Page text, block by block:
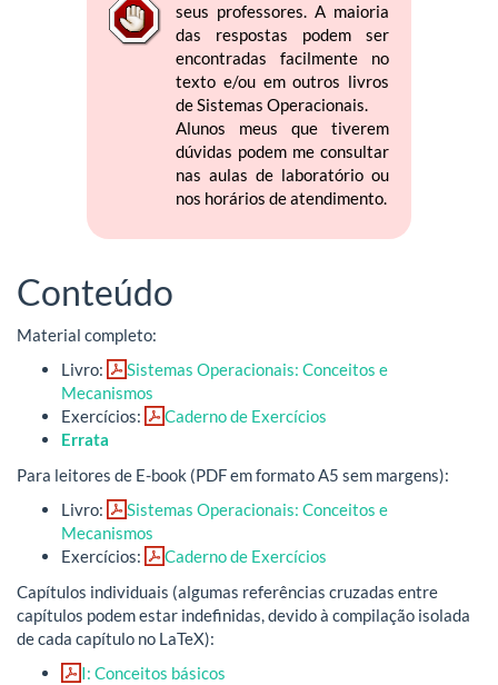
seus professores. A maioria
das respostas podem ser
encontradas facilmente no
texto e/ou em outros livros
de Sistemas Operacionais.
Alunos meus que tiverem
dúvidas podem me consultar
nas aulas de laboratório ou
nos horários de atendimento.
Conteúdo
Material completo:
Livro:
Sistemas Operacionais: Conceitos e
Mecanismos
Exercícios:
Caderno de Exercícios
Errata
Para leitores de E-book (PDF em formato A5 sem margens):
Livro:
Sistemas Operacionais: Conceitos e
Mecanismos
Exercícios:
Caderno de Exercícios
Capítulos individuais (algumas referências cruzadas entre
capítulos podem estar indefinidas, devido à compilação isolada
de cada capítulo no LaTeX):
I: Conceitos básicos